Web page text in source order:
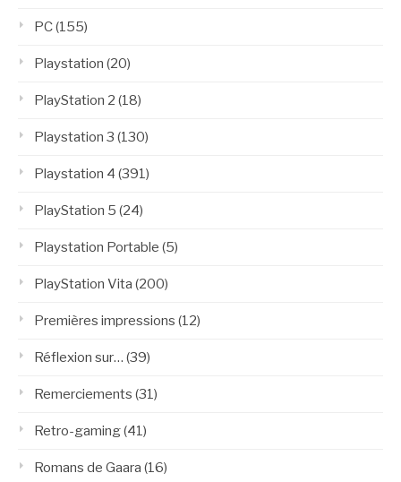
PC(155)
Playstation (20)
PlayStation 2 (18)
Playstation 3 (130)
Playstation 4 (391)
PlayStation 5 (24)
Playstation Portable (5)
PlayStation Vita (200)
Premières impressions (12)
Réflexion sur… (39)
Remerciements (31)
Retro-gaming(41)
Romans de Gaara (16)